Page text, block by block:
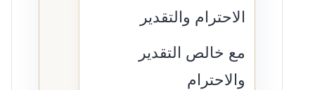
الاحترام والتقدير
مع خالص التقدير
والاحترام